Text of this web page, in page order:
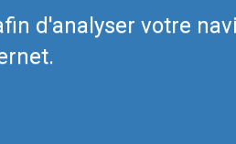
d'analyser votre